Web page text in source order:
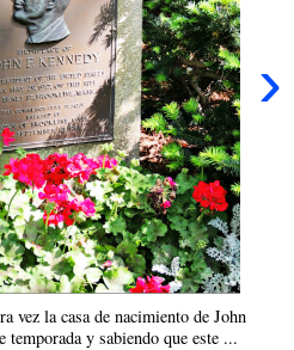
›
vez la casa de nacimiento de John
y sabiendo que este ...